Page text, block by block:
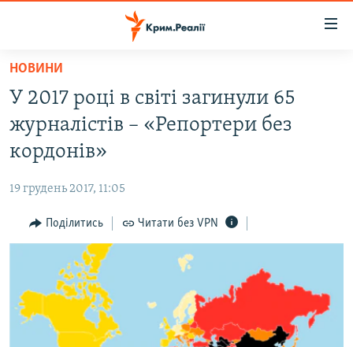
Перейти
основного
матеріалу
Перейти
до
основної
навігації
Перейти
до
ВОДА.КРИМ
ВІДЕО ТА ФОТО
БЛОГИ
ПОГЛЯД
ВСЕ ЗА ДЕНЬ
СПЕЦПРОЕКТИ
ДЕПОРТАЦІЯ
ЯК ОБІЙТИ БЛОКУВАННЯ
НОВИНИ
У 2017 році в світі загинули 65
журналістів – «Репортери без
кордонів»
19 грудень 2017, 11:05
Поділитись Читати без VPN